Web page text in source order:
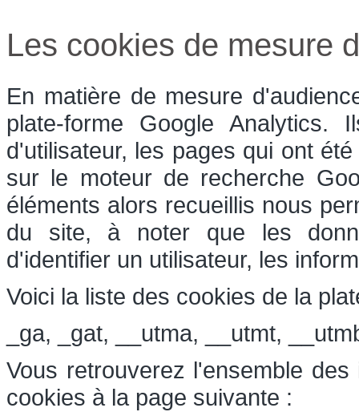
Les cookies de mesure
En matière de mesure
plate-forme Google Analytics.
d'utilisateur, les pages qui ont
sur le moteur de recherche
éléments alors recueillis nous
du site, à noter que les
d'identifier un utilisateur, les
Voici la liste des cookies de la
_ga, _gat, __utma, __utmt,
Vous retrouverez l'ensemble
cookies à la page suivante :